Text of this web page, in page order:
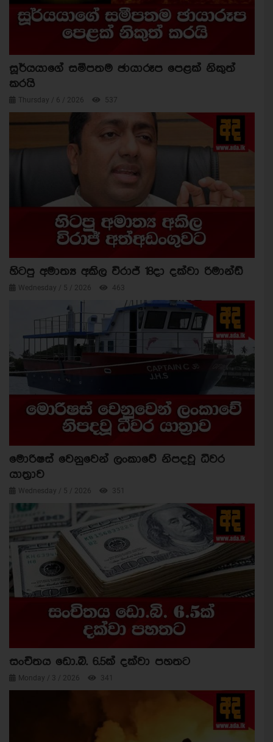
සූර්යයාගේ සමීපතම ඡායාරූප පෙළක් නිකුත්
කරයි
Thursday / 6 / 2026 537
හිටපු අමාත්‍ය අකිල විරාජ් 18දා දක්වා රිමාන්ඩ්
Wednesday / 5 / 2026 463
මොරිෂස් වෙනුවෙන් ලංකාවේ නිපදවූ ධීවර
යාත්‍රාව
Wednesday / 5 / 2026 351
සංචිතය ඩො.බි. 6.5ක් දක්වා පහතට
Monday / 3 / 2026 341